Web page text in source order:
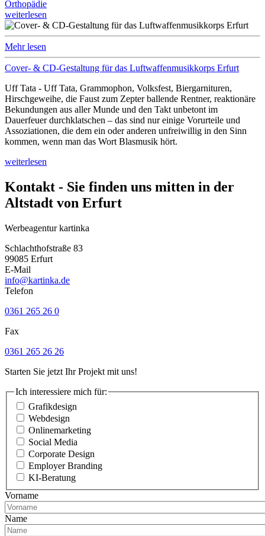
Orthopädie
weiterlesen
Mehr lesen
Cover- & CD-Gestaltung für das Luftwaffenmusikkorps Erfurt
Uff Tata - Uff Tata, Grammophon, Volksfest, Biergarnituren,
Hirschgeweihe, die Faust zum Zepter ballende Rentner, reaktionäre
Bekundungen aus aller Munde und den Takt unbetont im
Dauerfeuer durchklatschen – das sind nur einige Vorurteile und
Assoziationen, die dem ein oder anderen unfreiwillig in den Sinn
kommen, wenn man das Wort Blasmusik hört.
weiterlesen
Kontakt - Sie finden uns mitten in der
Altstadt von Erfurt
Werbeagentur kartinka
Schlachthofstraße 83
99085 Erfurt
E-Mail
info@kartinka.de
Telefon
0361 265 26 0
Fax
0361 265 26 26
Starten Sie jetzt Ihr Projekt mit uns!
Ich interessiere mich für:
Grafikdesign
Webdesign
Onlinemarketing
Social Media
Corporate Design
Employer Branding
KI-Beratung
Vorname
Name